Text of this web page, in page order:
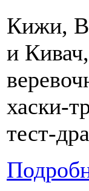
Кижи,
и
хаски-
тест-